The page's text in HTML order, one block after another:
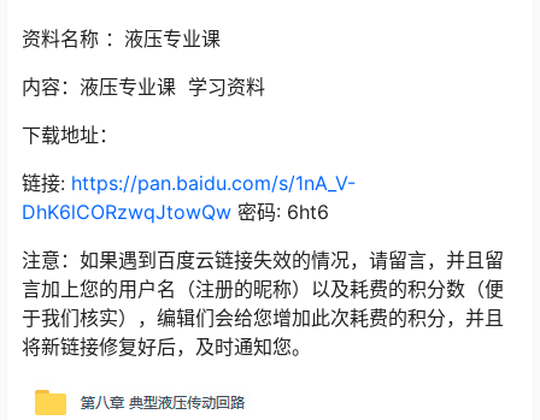
资料名称 ：液压专业课
内容：液压专业课 学习资料
下载地址：
链接: https://pan.baidu.com/s/1nA_V-
DhK6lCORzwqJtowQw 密码: 6ht6
注意：如果遇到百度云链接失效的情况，请留言，并且留
言加上您的用户名（注册的昵称）以及耗费的积分数（便
于我们核实），编辑们会给您增加此次耗费的积分，并且
将新链接修复好后，及时通知您。